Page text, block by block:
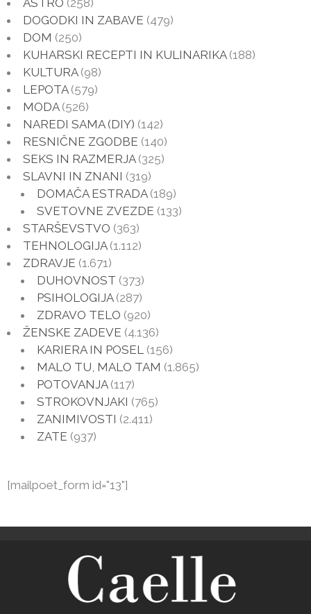
DOGODKI IN ZABAVE (479)
DOM (250)
KUHARSKI RECEPTI IN KULINARIKA(188)
KULTURA(98)
LEPOTA(579)
MODA(526)
NAREDI SAMA (DIY) (142)
RESNIČNE ZGODBE (140)
SEKS IN RAZMERJA(325)
SLAVNI IN ZNANI (319)
DOMAČA ESTRADA(189)
SVETOVNE ZVEZDE (133)
STARŠEVSTVO (363)
TEHNOLOGIJA(1.112)
ZDRAVJE (1.671)
DUHOVNOST (373)
PSIHOLOGIJA(287)
ZDRAVO TELO (920)
ŽENSKE ZADEVE (4.136)
KARIERA IN POSEL (156)
MALO TU, MALO TAM (1.865)
POTOVANJA(117)
STROKOVNJAKI (765)
ZANIMIVOSTI (2.411)
ZATE (937)
[mailpoet_form id="13"]